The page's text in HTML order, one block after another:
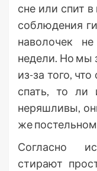
сне или спит
соблюдения
наволочек
недели. Но мы
из-за того,
спать, то ли
неряшливы,
же
Согласно
стирают